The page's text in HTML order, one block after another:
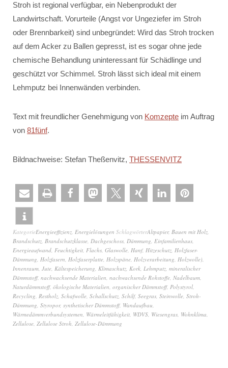
Stroh ist regional verfügbar, ein Nebenprodukt der
Landwirtschaft. Vorurteile (Angst vor Ungeziefer im Stroh
oder Brennbarkeit) sind unbegründet: Wird das Stroh trocken
auf dem Acker zu Ballen gepresst, ist es sogar ohne jede
chemische Behandlung uninteressant für Schädlinge und
geschützt vor Schimmel. Stroh lässt sich ideal mit einem
Lehmputz bei Innenwänden verbinden.
Text mit freundlicher Genehmigung von Komzepte im Auftrag
von 81fünf.
Bildnachweise: Stefan Theßenvitz, THESSENVITZ
KategorieEnergieeffizienz, Energielösungen SchlagwörterAltpapier, Bauen mit Holz,
Brandschutz, Brandschutzklasse, Dachgeschoss, Dämmung, Einfamilienhaus,
Energieaufwand, Feuchtigkeit, Flachs, Glaswolle, Hanf, Hitzeschutz, Holzfaser-
Dämmung, Holzfasern, Holzfaserplatte, Holzspäne, Holzverarbeitung, Holzwolle),
Innenraum, Jute, Kältespeicherung, Klimaschutz, Kork, Lehmputz, mineralischer
Dämmstoff, nachwachsende Materialien, nachwachsende Rohstoffe, Nadelbaum,
Naturdämmstoff, ökologische Materialien, organischer Dämmstoff, Polystyrol,
Recycling, Restholz, Schafwolle, Schallschutz, Schilf, Seegras, Steinwolle, Stroh-
Dämmung, Styropor, synthetischer Dämmstoff, Wandaufbau,
Wärmedämmverbundsystemen, Wärmeleitfähigkeit, WDVS, Wiesengras, Wohnklima,
Zellulose, Zellulose Stroh, Zellulose-Dämmung